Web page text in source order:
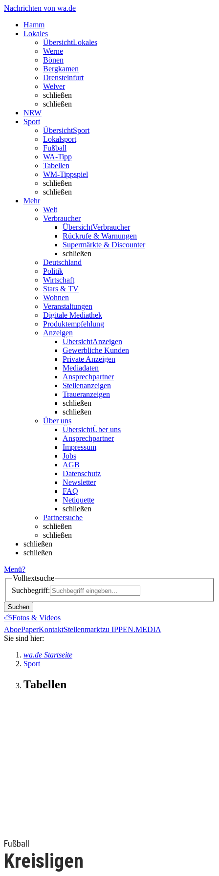
Nachrichten von wa.de
Hamm
Lokales
ÜbersichtLokales
Werne
Bönen
Bergkamen
Drensteinfurt
Welver
schließen
schließen
NRW
Sport
ÜbersichtSport
Lokalsport
Fußball
WA-Tipp
Tabellen
WM-Tippspiel
schließen
schließen
Mehr
Welt
Verbraucher
ÜbersichtVerbraucher
Rückrufe & Warnungen
Supermärkte & Discounter
schließen
Deutschland
Politik
Wirtschaft
Stars & TV
Wohnen
Veranstaltungen
Digitale Mediathek
Produktempfehlung
Anzeigen
ÜbersichtAnzeigen
Gewerbliche Kunden
Private Anzeigen
Mediadaten
Ansprechpartner
Stellenanzeigen
Traueranzeigen
schließen
schließen
Über uns
ÜbersichtÜber uns
Ansprechpartner
Impressum
Jobs
AGB
Datenschutz
Newsletter
FAQ
Netiquette
schließen
Partnersuche
schließen
schließen
schließen
schließen
Menü?
Volltextsuche
Suchbegriff:
Suchen
⛅Fotos & Videos
AboePaperKontaktStellenmarktzu IPPEN.MEDIA
Sie sind hier:
wa.de Startseite
Sport
Tabellen
Fußball
Kreisligen